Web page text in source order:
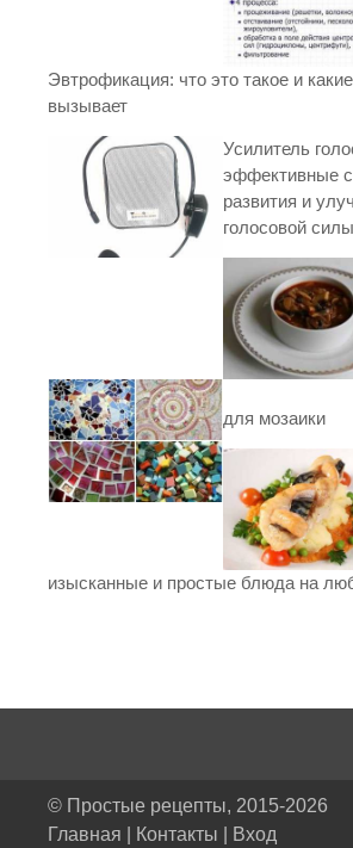
Эвтрофикация: что это такое и
вызывает
Усилитель
эффективные
развития и
голосовой силы
для мозаики
изысканные и простые блюда на
© Простые рецепты, 2015-2026
Главная
Контакты Вход